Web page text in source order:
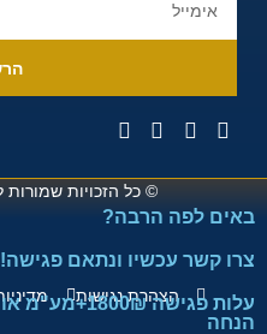
© כל הזכויות
הצהרת נגישות
באים לפה הרבה?
צרו קשר עכשיו ונתאם פגישה!
הנחה